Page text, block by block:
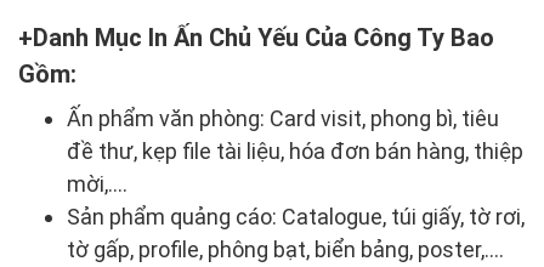
Danh Mục In Ấn Chủ Yếu Của Công Ty Bao
Gồm:
Ấn phẩm văn phòng: Card visit, phong bì, tiêu
đề thư, kẹp file tài liệu, hóa đơn bán hàng, thiệp
mời,….
Sản phẩm quảng cáo: Catalogue, túi giấy, tờ rơi,
tờ gấp, profile, phông bạt, biển bảng, poster,….